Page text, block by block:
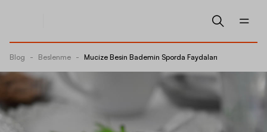
Blog - Beslenme - Mucize Besin Bademin Sporda Faydaları